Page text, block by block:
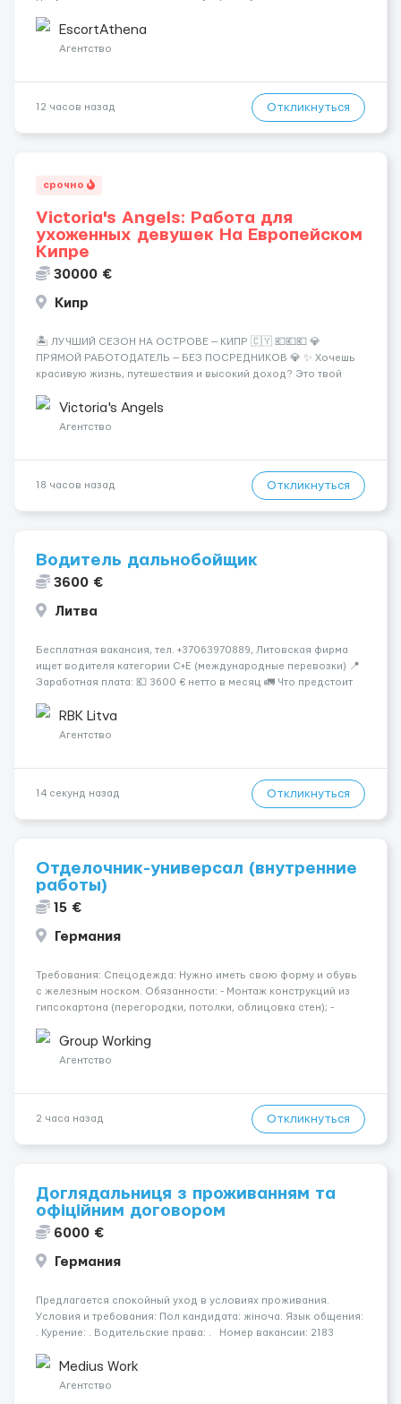
хорошие деньги 💶 — это предложение для тебя! 🔹
Требования: ✔️ Возраст от ...
EscortAthena
Агентство
12 часов назад Откликнуться
срочно
Victoria's Angels: Работа для
ухоженных девушек На Европейском
Кипре
30000 €
Кипр
🏝️ ЛУЧШИЙ СЕЗОН НА ОСТРОВЕ — КИПР 🇨🇾 💶💶💶 💎
ПРЯМОЙ РАБОТОДАТЕЛЬ — БЕЗ ПОСРЕДНИКОВ 💎 ✨ Хочешь
красивую жизнь, путешествия и высокий доход? Это твой
Опытная команда с годами практики — Стабильный поток
клиентов (без ...
Victoria's Angels
Агентство
18 часов назад Откликнуться
Водитель дальнобойщик
3600 €
Литва
Бесплатная вакансия, тел. +37063970889, Литовская фирма
ищет водителя категории C+E (международные перевозки) 📍
Заработная плата: 💶 3600 € нетто в месяц 🚛 Что предстоит
рефрижераторах. В среднем 400–500 км в день. Погрузки и
разгрузки ...
RBK Litva
Агентство
14 секунд назад Откликнуться
Отделочник-универсал (внутренние
работы)
15 €
Германия
Требования: Спецодежда: Нужно иметь свою форму и обувь
с железным носком. Обязанности: - Монтаж конструкций из
гипсокартона (перегородки, потолки, облицовка стен); -
малярных работ (шпатлевка, грунтовка, покраска); -
Штукатурные работы ...
Group Working
Агентство
2 часа назад Откликнуться
Доглядальниця з проживанням та
офіційним договором
6000 €
Германия
Предлагается спокойный уход в условиях проживания.
Условия и требования: Пол кандидата: жіноча. Язык общения:
. Курение: . Водительские права: . Номер вакансии: 2183
Укр...Medius Work
Агентство